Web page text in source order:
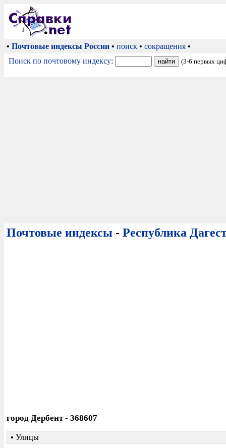
• Почтовые индексы России • поиск • сокращения •
Поиск по почтовому индексу: (3-6 первых
Почтовые индексы - Республика
город Дербент - 368607
• Улицы